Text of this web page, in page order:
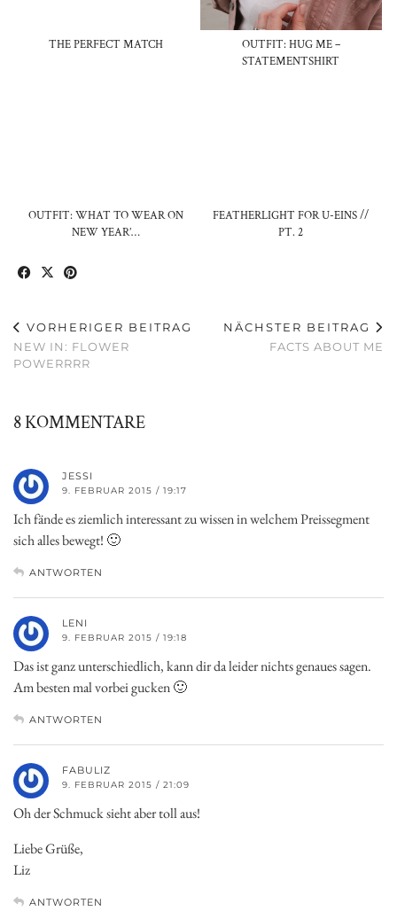
THE PERFECT MATCH
OUTFIT: HUG ME –
STATEMENTSHIRT
OUTFIT: WHAT TO WEAR ON
NEW YEAR’…
FEATHERLIGHT FOR U-EINS //
PT. 2
VORHERIGER BEITRAG
NEW IN: FLOWER
POWERRRR
NÄCHSTER BEITRAG
FACTS ABOUT ME
8 KOMMENTARE
JESSI
9. FEBRUAR 2015 / 19:17
Ich fände es ziemlich interessant zu wissen in welchem Preissegment
sich alles bewegt! 🙂
ANTWORTEN
LENI
9. FEBRUAR 2015 / 19:18
Das ist ganz unterschiedlich, kann dir da leider nichts genaues sagen.
Am besten mal vorbei gucken 🙂
ANTWORTEN
FABULIZ
9. FEBRUAR 2015 / 21:09
Oh der Schmuck sieht aber toll aus!
Liebe Grüße,
Liz
ANTWORTEN